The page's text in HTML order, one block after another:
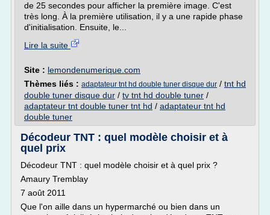
de 25 secondes pour afficher la première image. C'est
très long. À la première utilisation, il y a une rapide phase
d'initialisation. Ensuite, le...
Lire la suite
Site : lemondenumerique.com
Thèmes liés : adaptateur tnt hd double tuner disque dur / tnt hd
double tuner disque dur / tv tnt hd double tuner /
adaptateur tnt double tuner tnt hd / adaptateur tnt hd
double tuner
Décodeur TNT : quel modèle choisir et à
quel prix
Décodeur TNT : quel modèle choisir et à quel prix ?
Amaury Tremblay
7 août 2011
Que l'on aille dans un hypermarché ou bien dans un